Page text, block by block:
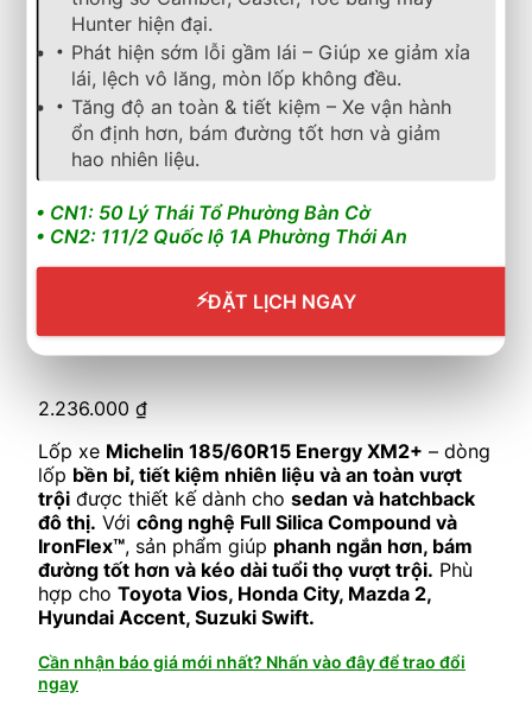
Compound và IronFlex™
, sản phẩm giúp
phanh
ngắn hơn, bám đường tốt hơn và kéo dài tuổi thọ
vượt trội. Phù hợp choToyota Vios, Honda Brio,
Hyundai Accent, Kia Soluto, Mazda 2.
Cần nhận báo giá mới nhất? Nhấn vào đây để trao đổi
ngay
energy ,mặc định
Lốp Xe MICHELIN 185/60R15 88H Energy XM 2+
2.236.000 ₫
Lốp xe Michelin 185/60R15 Energy XM2+ – dòng
lốp bền bỉ, tiết kiệm nhiên liệu và an toàn vượt
trội được thiết kế dành cho sedan và hatchback
đô thị. Với công nghệ Full Silica Compound và
IronFlex™, sản phẩm giúp phanh ngắn hơn, bám
đường tốt hơn và kéo dài tuổi thọ vượt trội. Phù
hợp cho Toyota Vios, Honda City, Mazda 2,
Hyundai Accent, Suzuki Swift.
Cần nhận báo giá mới nhất? Nhấn vào đây để trao đổi
ngay
Hunter hiện đại.
Phát hiện sớm lỗi gầm lái – Giúp xe giảm xỉa
lái, lệch vô lăng, mòn lốp không đều.
Tăng độ an toàn & tiết kiệm – Xe vận hành
ổn định hơn, bám đường tốt hơn và giảm
hao nhiên liệu.
• CN1: 50 Lý Thái Tổ Phường Bàn Cờ
• CN2: 111/2 Quốc lộ 1A Phường Thới An
⚡ĐẶT LỊCH NGAY